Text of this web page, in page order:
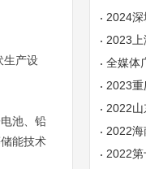
生产设
池、铅
能技术
2024
及材料
2023
学展览
全媒体
代理
2023
2022
展览会
2022
2022